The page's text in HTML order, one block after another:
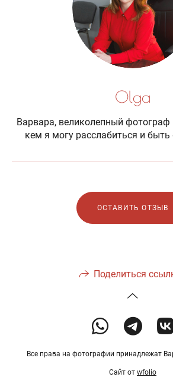
Olga
Варвара, великолепный фотограф
кем я могу расслабиться и быть
ОСТАВИТЬ ОТЗЫВ
Поделиться
Все права на фотографии принадлежат
Сайт от wfolio